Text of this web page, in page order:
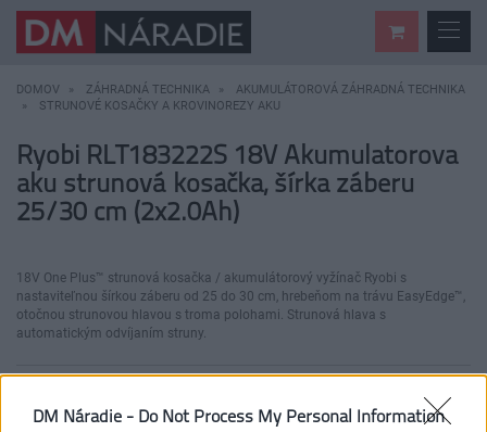
DM Náradie - Do Not Process My Personal Information
DOMOV ZÁHRADNÁ TECHNIKA
AKUMULÁTOROVÁ ZÁHRADNÁ TECHNIKA
STRUNOVÉ KOSAČKY A KROVINOREZY AKU
Ryobi RLT183222S 18V Akumulatorova
aku strunová kosačka, šírka záberu
25/30 cm (2x2.0Ah)
18V One Plus™ strunová kosačka / akumulátorový vyžínač Ryobi s
nastaviteľnou šírkou záberu od 25 do 30 cm, hrebeňom na trávu EasyEdge™,
otočnou strunovou hlavou s troma polohami. Strunová hlava s
automatickým odvíjaním struny.